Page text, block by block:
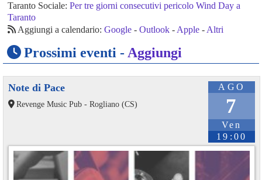
Taranto Sociale: Per tre giorni consecutivi pericolo Wind Day a
Taranto
Aggiungi a calendario: Google- Outlook- Apple- Altri
Prossimi eventi - Aggiungi
AGO
7
Ven
19:00
Note di Pace
Revenge Music Pub - Rogliano (CS)